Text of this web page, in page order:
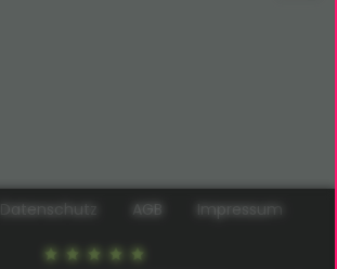
Datenschutz AGB Impressum